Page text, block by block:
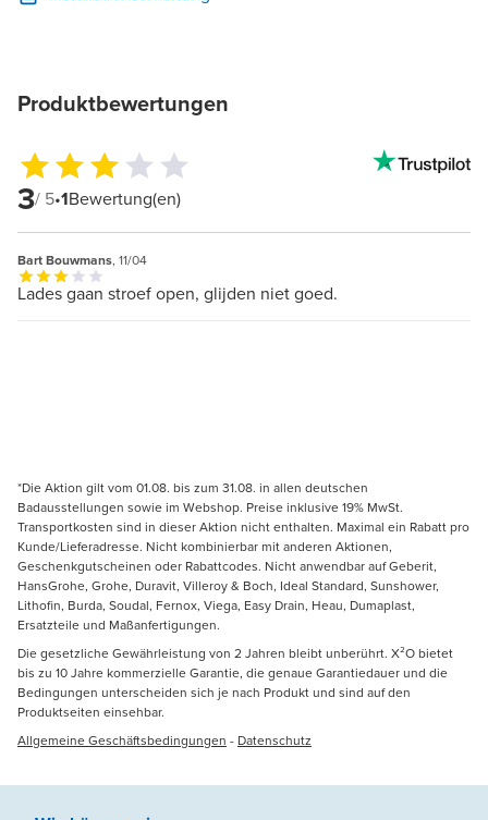
Produktbewertungen
3/ 5•1Bewertung(en)
Bart Bouwmans, 11/04
Lades gaan stroef open, glijden niet goed.
*Die Aktion gilt vom 01.08. bis zum 31.08. in allen deutschen
Badausstellungen sowie im Webshop. Preise inklusive 19% MwSt.
Transportkosten sind in dieser Aktion nicht enthalten. Maximal ein Rabatt pro
Kunde/Lieferadresse. Nicht kombinierbar mit anderen Aktionen,
Geschenkgutscheinen oder Rabattcodes. Nicht anwendbar auf Geberit,
HansGrohe, Grohe, Duravit, Villeroy & Boch, Ideal Standard, Sunshower,
Lithofin, Burda, Soudal, Fernox, Viega, Easy Drain, Heau, Dumaplast,
Ersatzteile und Maßanfertigungen.
Die gesetzliche Gewährleistung von 2 Jahren bleibt unberührt. X²O bietet
bis zu 10 Jahre kommerzielle Garantie, die genaue Garantiedauer und die
Bedingungen unterscheiden sich je nach Produkt und sind auf den
Produktseiten einsehbar.
Allgemeine Geschäftsbedingungen - Datenschutz